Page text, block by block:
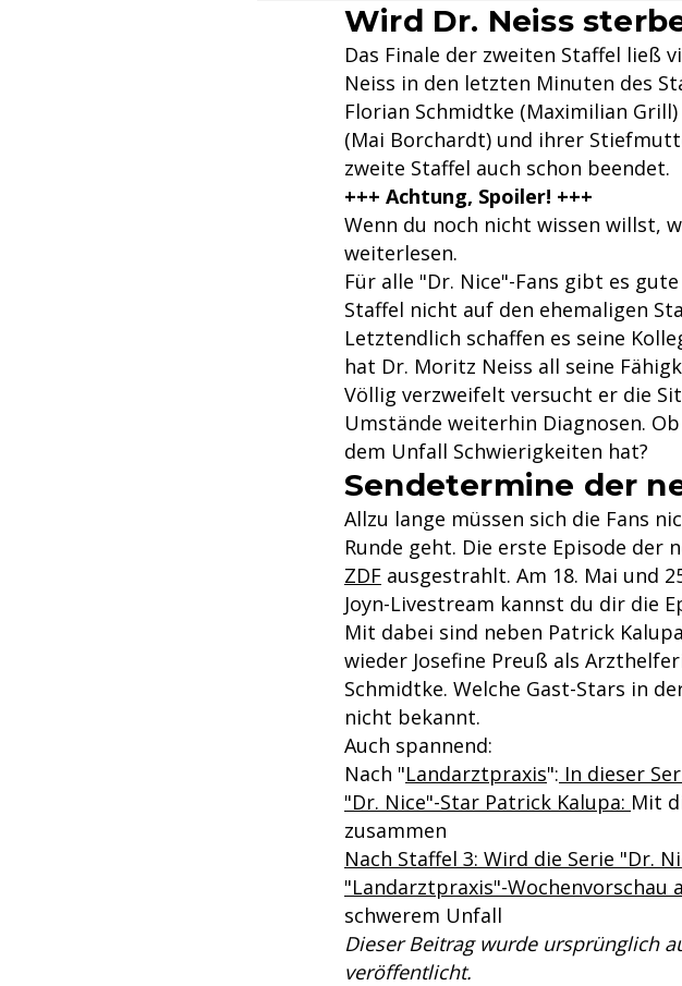
Wird Dr. Neiss
Das Finale der zweiten Staffel ließ
Neiss in den letzten Minuten des
Florian Schmidtke (Maximilian
(Mai Borchardt) und ihrer
zweite Staffel auch schon beendet.
+++ Achtung, Spoiler! +++
Wenn du noch nicht wissen willst,
weiterlesen.
Für alle "Dr. Nice"-Fans gibt es
Staffel nicht auf den ehemaligen
Letztendlich schaffen es seine
hat Dr. Moritz Neiss all seine
Völlig verzweifelt versucht er die
Umstände weiterhin Diagnosen.
dem Unfall Schwierigkeiten hat?
Sendetermine der
Allzu lange müssen sich die Fans
Runde geht. Die erste Episode der
ZDF ausgestrahlt. Am 18. Mai und
Joyn-Livestream kannst du dir die
Mit dabei sind neben Patrick
wieder Josefine Preuß als
Schmidtke. Welche Gast-Stars in
nicht bekannt.
Auch spannend:
Nach "Landarztpraxis": In dieser
"Dr. Nice"-Star Patrick Kalupa: Mit
zusammen
Nach Staffel 3: Wird die Serie "Dr.
"Landarztpraxis"-Wochenvorschau
schwerem Unfall
Dieser Beitrag wurde ursprünglich
veröffentlicht.